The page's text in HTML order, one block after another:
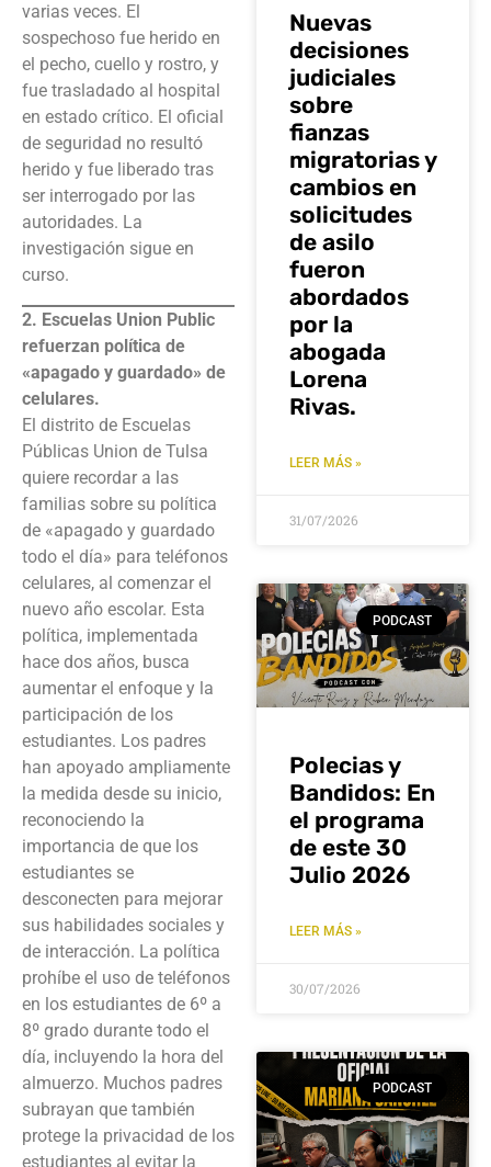
varias veces. El
sospechoso fue herido en
el pecho, cuello y rostro, y
fue trasladado al hospital
en estado crítico. El oficial
de seguridad no resultó
herido y fue liberado tras
ser interrogado por las
autoridades. La
investigación sigue en
curso.
2. Escuelas Union Public
refuerzan política de
«apagado y guardado» de
celulares.
El distrito de Escuelas
Públicas Union de Tulsa
quiere recordar a las
familias sobre su política
de «apagado y guardado
todo el día» para teléfonos
celulares, al comenzar el
nuevo año escolar. Esta
política, implementada
hace dos años, busca
aumentar el enfoque y la
participación de los
estudiantes. Los padres
han apoyado ampliamente
la medida desde su inicio,
reconociendo la
importancia de que los
estudiantes se
desconecten para mejorar
sus habilidades sociales y
de interacción. La política
prohíbe el uso de teléfonos
en los estudiantes de 6º a
8º grado durante todo el
día, incluyendo la hora del
almuerzo. Muchos padres
subrayan que también
protege la privacidad de los
estudiantes al evitar la
Nuevas
decisiones
judiciales
sobre
fianzas
migratorias y
cambios en
solicitudes
de asilo
fueron
abordados
por la
abogada
Lorena
Rivas.
LEER MÁS »
31/07/2026
PODCAST
Polecias y
Bandidos: En
el programa
de este 30
Julio 2026
LEER MÁS »
30/07/2026
PODCAST